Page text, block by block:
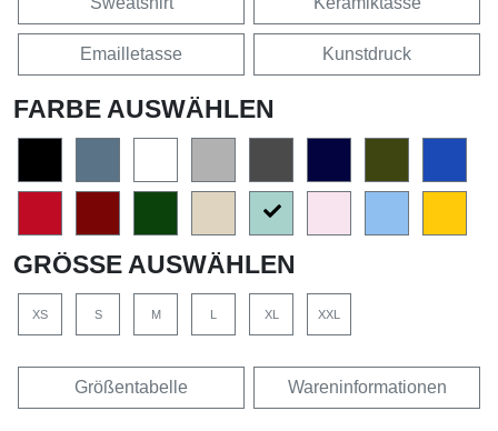
Emailletasse Kunstdruck
FARBE AUSWÄHLEN
GRÖSSE AUSWÄHLEN
XS S M XL XXL
Größentabelle Wareninformationen